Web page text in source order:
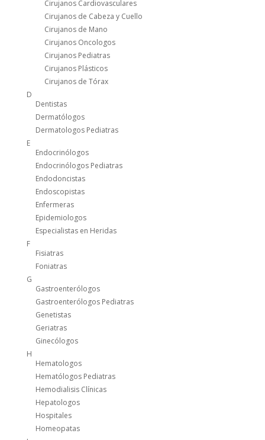
Cirujanos Cardiovasculares
Cirujanos de Cabeza y Cuello
Cirujanos de Mano
Cirujanos Oncologos
Cirujanos Pediatras
Cirujanos Plásticos
Cirujanos de Tórax
D
Dentistas
Dermatólogos
Dermatologos Pediatras
E
Endocrinólogos
Endocrinólogos Pediatras
Endodoncistas
Endoscopistas
Enfermeras
Epidemiologos
Especialistas en Heridas
F
Fisiatras
Foniatras
G
Gastroenterólogos
Gastroenterólogos Pediatras
Genetistas
Geriatras
Ginecólogos
H
Hematologos
Hematólogos Pediatras
Hemodialisis Clínicas
Hepatologos
Hospitales
Homeopatas